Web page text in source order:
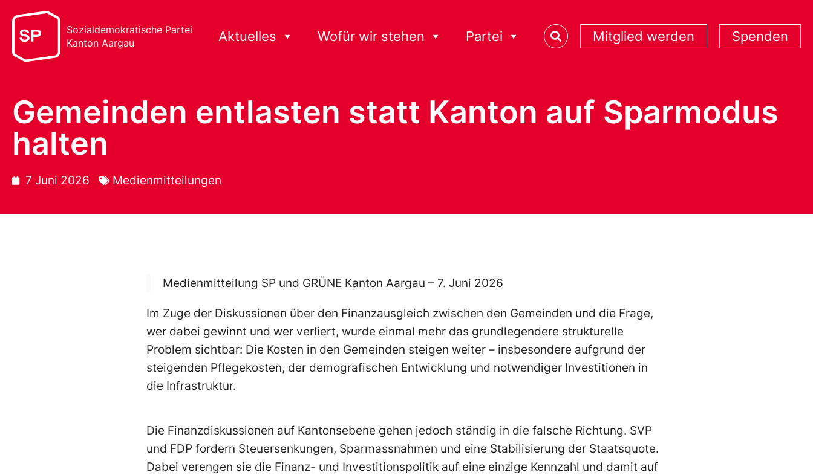
Sozialdemokratische Partei
Kanton Aargau
Aktuelles Wofür wir stehen Partei Mitglied werden Spenden
Gemeinden entlasten statt Kanton auf Sparmodus
halten
7 Juni 2026 Medienmitteilungen
Medienmitteilung SP und GRÜNE Kanton Aargau – 7. Juni 2026
Im Zuge der Diskussionen über den Finanzausgleich zwischen den Gemeinden und die Frage,
wer dabei gewinnt und wer verliert, wurde einmal mehr das grundlegendere strukturelle
Problem sichtbar: Die Kosten in den Gemeinden steigen weiter – insbesondere aufgrund der
steigenden Pflegekosten, der demografischen Entwicklung und notwendiger Investitionen in
die Infrastruktur.
Die Finanzdiskussionen auf Kantonsebene gehen jedoch ständig in die falsche Richtung. SVP
und FDP fordern Steuersenkungen, Sparmassnahmen und eine Stabilisierung der Staatsquote.
Dabei verengen sie die Finanz- und Investitionspolitik auf eine einzige Kennzahl und damit auf